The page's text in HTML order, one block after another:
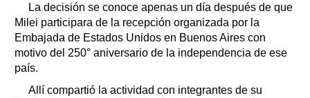
La decisión se conoce apenas un día después de que
Milei participara de la recepción organizada por la
Embajada de Estados Unidos en Buenos Aires con
motivo del 250° aniversario de la independencia de ese
país.
Allí compartió la actividad con integrantes de su